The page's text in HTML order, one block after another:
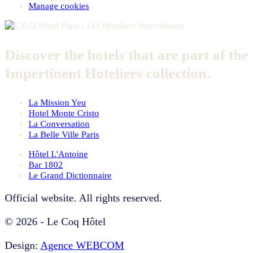
Manage cookies
Discover the hotels that are part of the
Impertinent Hoteliers collection.
La Mission Yeu
Hotel Monte Cristo
La Conversation
La Belle Ville Paris
Hôtel L'Antoine
Bar 1802
Le Grand Dictionnaire
Official website. All rights reserved.
© 2026 - Le Coq Hôtel
Design: Agence WEBCOM